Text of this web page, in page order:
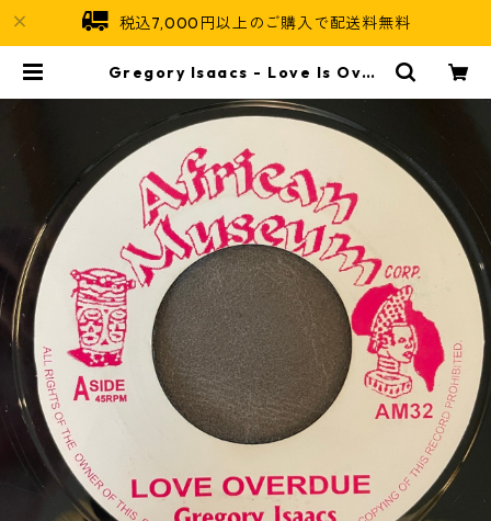
税込7,000円以上のご購入で配送料無料
Gregory Isaacs - Love Is Over
ul